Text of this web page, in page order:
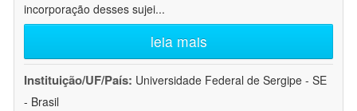
incorporação desses sujei...
leia mais
Instituição/UF/País: Universidade Federal de Sergipe - SE
- Brasil